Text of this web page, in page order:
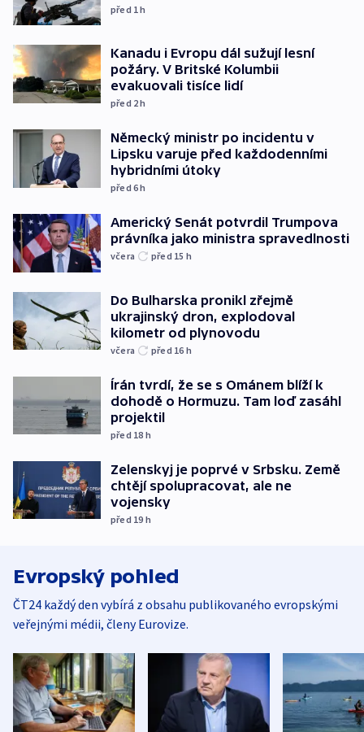
před 1h
Kanadu i Evropu dál sužují lesní
požáry. V Britské Kolumbii
evakuovali tisíce lidí
před 2h
Německý ministr po incidentu v
Lipsku varuje před každodenními
hybridními útoky
před 6h
Americký Senát potvrdil Trumpova
právníka jako ministra spravedlnosti
včera před 15 h
Do Bulharska pronikl zřejmě
ukrajinský dron, explodoval
kilometr od plynovodu
včera před 16 h
Írán tvrdí, že se s Ománem blíží k
dohodě o Hormuzu. Tam loď zasáhl
projektil
před 18 h
Zelenskyj je poprvé v Srbsku. Země
chtějí spolupracovat, ale ne
vojensky
před 19 h
Evropský pohled
ČT24 každý den vybírá z obsahu publikovaného evropskými
veřejnými médii, členy Eurovize.